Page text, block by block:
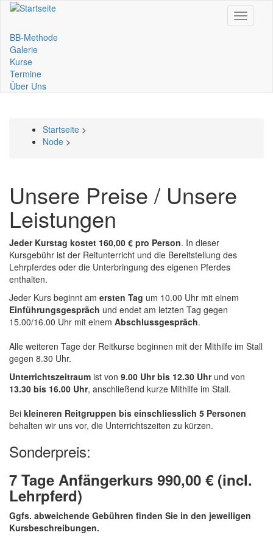
Direkt
Toggle
Main
navigation
BB-Methode
Galerie
Kurse
Termine
Über Uns
Pfadnavigation
Startseite >
Node >
Unsere Preise / Unsere
Leistungen
Jeder Kurstag kostet 160,00 € pro Person. In dieser
Kursgebühr ist der Reitunterricht und die Bereitstellung des
Lehrpferdes oder die Unterbringung des eigenen Pferdes
enthalten.
Jeder Kurs beginnt am ersten Tag um 10.00 Uhr mit einem
Einführungsgespräch und endet am letzten Tag gegen
15.00/16.00 Uhr mit einem Abschlussgespräch.
Alle weiteren Tage der Reitkurse beginnen mit der Mithilfe im Stall
gegen 8.30 Uhr.
Unterrichtszeitraum ist von 9.00 Uhr bis 12.30 Uhrund von
13.30 bis 16.00 Uhr, anschließend kurze Mithilfe im Stall.
Bei kleineren Reitgruppen bis einschliesslich 5 Personen
behalten wir uns vor, die Unterrichtszeiten zu kürzen.
Sonderpreis:
7 Tage Anfängerkurs 990,00 € (incl.
Lehrpferd)
Ggfs. abweichende Gebühren finden Sie in den jeweiligen
Kursbeschreibungen.